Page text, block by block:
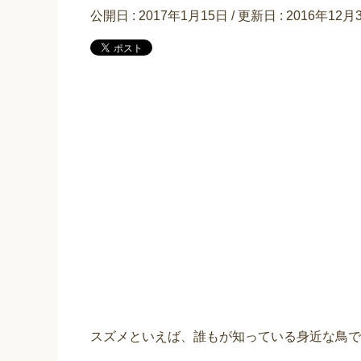
公開日 : 2017年1月15日 / 更新日 : 2016年12月
スズメといえば、誰もが知っている身近な鳥で